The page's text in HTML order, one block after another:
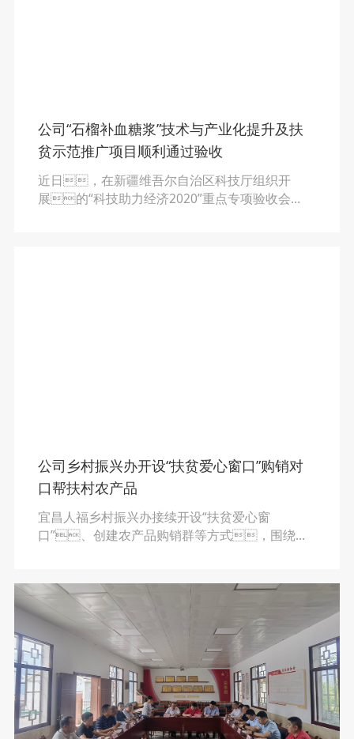
公司“石榴补血糖浆”技术与产业化提升及扶
贫示范推广项目顺利通过验收
近日，在新疆维吾尔自治区科技厅组织开
展的“科技助力经济2020”重点专项验收会
公司乡村振兴办开设“扶贫爱心窗口”购销对
口帮扶村农产品
宜昌人福乡村振兴办接续开设“扶贫爱心窗
口”、创建农产品购销群等方式，围绕各
订单式采购11次，帮扶周边4个县7个
村。